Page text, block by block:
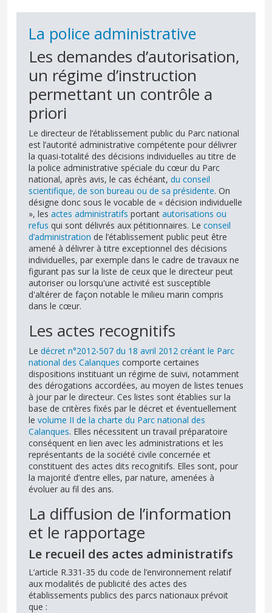
La police administrative
Les demandes d’autorisation,
un régime d’instruction
permettant un contrôle a
priori
Le directeur de l’établissement public du Parc national
est l’autorité administrative compétente pour délivrer
la quasi-totalité des décisions individuelles au titre de
la police administrative spéciale du cœur du Parc
national, après avis, le cas échéant, du conseil
scientifique, de son bureau ou de sa présidente. On
désigne donc sous le vocable de « décision individuelle
», les actes administratifs portant autorisations ou
refus qui sont délivrés aux pétitionnaires. Le conseil
d’administration de l’établissement public peut être
amené à délivrer à titre exceptionnel des décisions
individuelles, par exemple dans le cadre de travaux ne
figurant pas sur la liste de ceux que le directeur peut
autoriser ou lorsqu'une activité est susceptible
d'altérer de façon notable le milieu marin compris
dans le cœur.
Les actes recognitifs
Le décret n°2012-507 du 18 avril 2012 créant le Parc
national des Calanques comporte certaines
dispositions instituant un régime de suivi, notamment
des dérogations accordées, au moyen de listes tenues
à jour par le directeur. Ces listes sont établies sur la
base de critères fixés par le décret et éventuellement
le volume II de la charte du Parc national des
Calanques. Elles nécessitent un travail préparatoire
conséquent en lien avec les administrations et les
représentants de la société civile concernée et
constituent des actes dits recognitifs. Elles sont, pour
la majorité d’entre elles, par nature, amenées à
évoluer au fil des ans.
La diffusion de l’information
et le rapportage
Le recueil des actes administratifs
L’article R.331-35 du code de l’environnement relatif
aux modalités de publicité des actes des
établissements publics des parcs nationaux prévoit
que :